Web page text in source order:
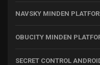
NAVSKY MINDEN
OBUCITY MINDEN
SECRET CONTROL